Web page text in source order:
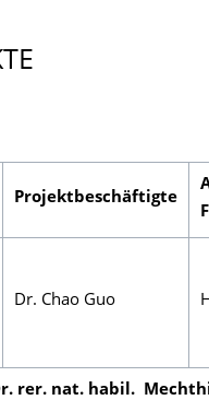
Projektbeschäftigte
Dr. Chao Guo
rer. nat. habil.